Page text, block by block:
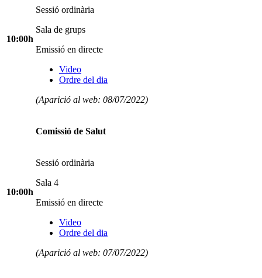
10:00h
Sessió ordinària
Sala de grups
Emissió en directe
Video
Ordre del dia
(Aparició al web: 08/07/2022)
10:00h
Comissió de Salut
Sessió ordinària
Sala 4
Emissió en directe
Video
Ordre del dia
(Aparició al web: 07/07/2022)